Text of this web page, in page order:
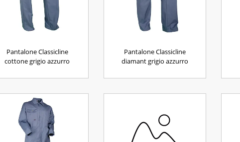
Pantalone Classicline
cottone grigio azzurro
Pantalone Classicline
diamant grigio azzurro